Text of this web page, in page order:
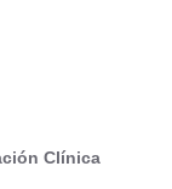
Clínica